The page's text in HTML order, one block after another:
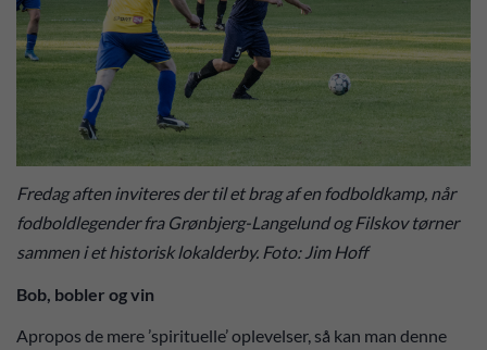
Fredag aften inviteres der til et brag af en fodboldkamp, når
fodboldlegender fra Grønbjerg-Langelund og Filskov tørner
sammen i et historisk lokalderby. Foto: Jim Hoff
Bob, bobler og vin
Apropos de mere ’spirituelle’ oplevelser, så kan man denne